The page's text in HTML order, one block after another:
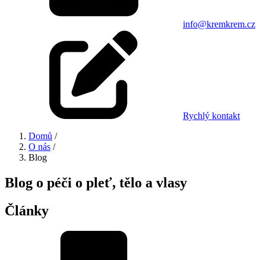
info@kremkrem.cz
Rychlý kontakt
Domů /
O nás /
Blog
Blog o péči o pleť, tělo a vlasy
Články